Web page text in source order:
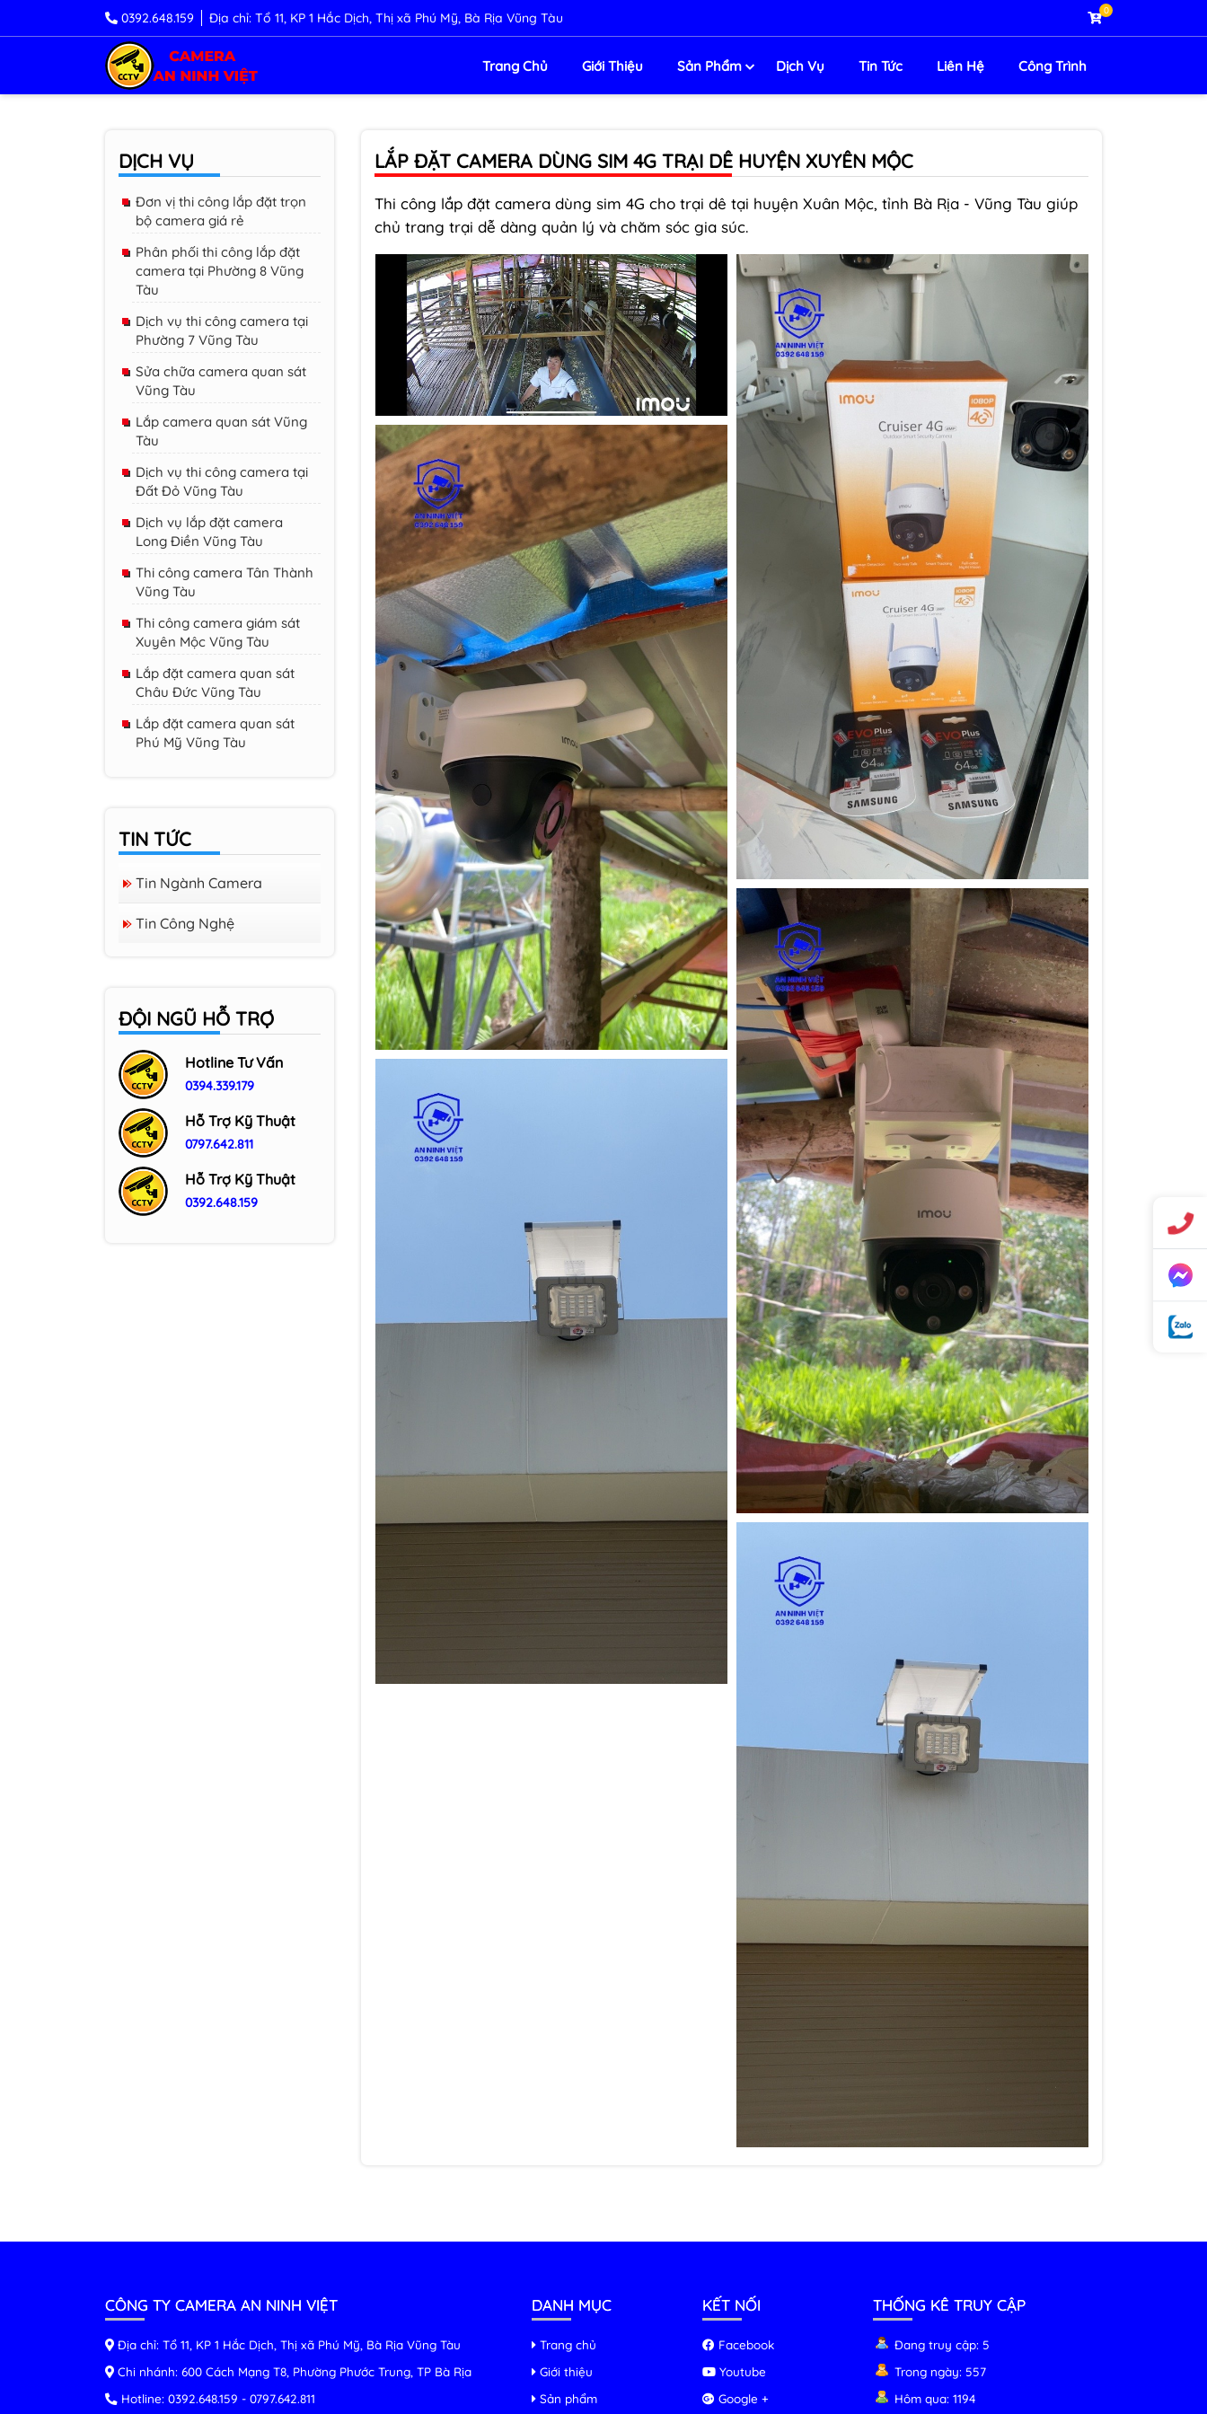
0392.648.159 Địa chỉ: Tổ 11, KP 1 Hắc Dịch, Thị xã Phú Mỹ, Bà Rịa Vũng Tàu 0
Trang Chủ Giới Thiệu Sản Phẩm Dịch Vụ Tin Tức Liên Hệ Công Trình
LẮP ĐẶT CAMERA DÙNG SIM 4G TRẠI DÊ HUYỆN XUYÊN MỘC
Thi công lắp đặt camera dùng sim 4G cho trại dê tại huyện Xuân Mộc, tỉnh Bà Rịa - Vũng Tàu giúp
chủ trang trại dễ dàng quản lý và chăm sóc gia súc.
DỊCH VỤ
Đơn vị thi công lắp đặt trọn
bộ camera giá rẻ
Phân phối thi công lắp đặt
camera tại Phường 8 Vũng
Tàu
Dịch vụ thi công camera tại
Phường 7 Vũng Tàu
Sửa chữa camera quan sát
Vũng Tàu
Lắp camera quan sát Vũng
Tàu
Dịch vụ thi công camera tại
Đất Đỏ Vũng Tàu
Dịch vụ lắp đặt camera
Long Điền Vũng Tàu
Thi công camera Tân Thành
Vũng Tàu
Thi công camera giám sát
Xuyên Mộc Vũng Tàu
Lắp đặt camera quan sát
Châu Đức Vũng Tàu
Lắp đặt camera quan sát
Phú Mỹ Vũng Tàu
TIN TỨC
Tin Ngành Camera
Tin Công Nghệ
ĐỘI NGŨ HỖ TRỢ
Hotline Tư Vấn
0394.339.179
Hỗ Trợ Kỹ Thuật
0797.642.811
Hỗ Trợ Kỹ Thuật
0392.648.159
CÔNG TY CAMERA AN NINH VIỆT
Địa chỉ: Tổ 11, KP 1 Hắc Dịch, Thị xã Phú Mỹ, Bà Rịa Vũng Tàu
Chi nhánh: 600 Cách Mạng T8, Phường Phước Trung, TP Bà Rịa
Hotline: 0392.648.159 - 0797.642.811
DANH MỤC
Trang chủ
Giới thiệu
Sản phẩm
KẾT NỐI
Facebook
Youtube
Google +
THỐNG KÊ TRUY CẬP
Đang truy cập: 5
Trong ngày: 557
Hôm qua: 1194